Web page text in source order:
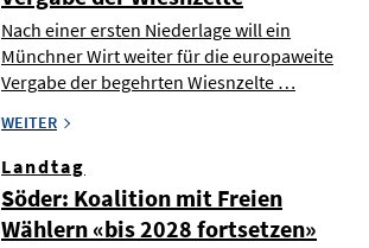
Nach einer ersten Niederlage will ein
Münchner Wirt weiter für die europaweite
Vergabe der begehrten Wiesnzelte …
WEITER
Landtag
Söder: Koalition mit Freien
Wählern «bis 2028 fortsetzen»